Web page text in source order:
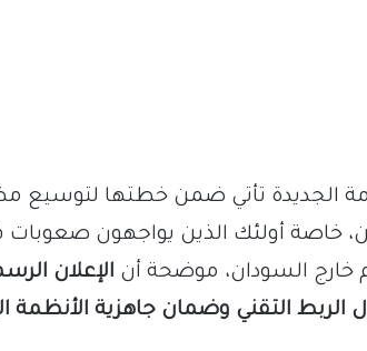
الجديدة تأتي ضمن خطتها لتوسيع
خاصة أولئك الذين يواجهون صعوبات
خارج السودان، موضحة أن الإعلان
الربط التقني وضمان جاهزية الأنظمة